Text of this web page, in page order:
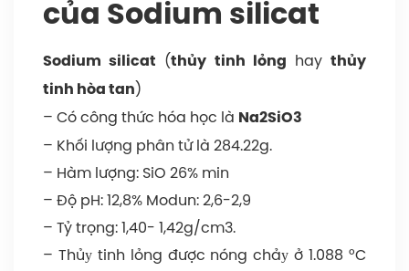
của Sodium silicat
Sodium silicat (thủy tinh lỏng hay thủy
tinh hòa tan)
– Có công thức hóa học là Na2SiO3
– Khối lượng phân tử là 284.22g.
– Hàm lượng: SiO 26% min
– Độ pH: 12,8% Modun: 2,6-2,9
– Tỷ trọng: 1,40- 1,42g/cm3.
– Thủу tinh lỏng được nóng chảу ở 1.088 °C